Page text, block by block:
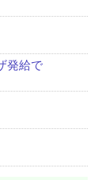
発給で